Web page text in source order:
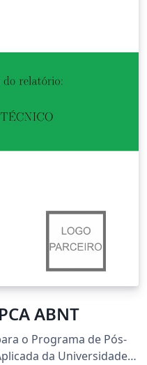
ABNT
o Programa de Pós-
da Universidade